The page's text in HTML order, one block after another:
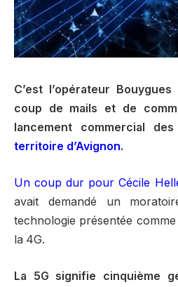
C’est l’opérateur
coup de mails et de
lancement commercial
territoire d’Avignon.
Un coup dur pour Cécile
avait demandé un
technologie présentée
la 4G.
La 5G signifie cinquième